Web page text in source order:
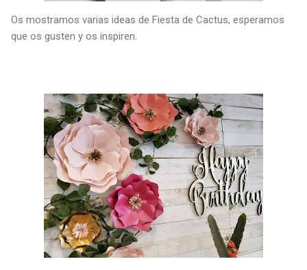
Os mostramos varias ideas de Fiesta de Cactus, esperamos
que os gusten y os inspiren.